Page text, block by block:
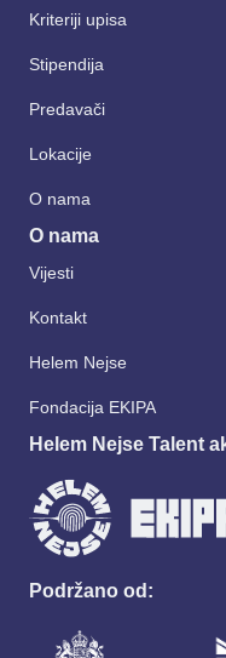
Kriteriji upisa
Stipendija
Predavači
Lokacije
O nama
O nama
Vijesti
Kontakt
Helem Nejse
Fondacija EKIPA
Helem Nejse Talent
Podržano od: